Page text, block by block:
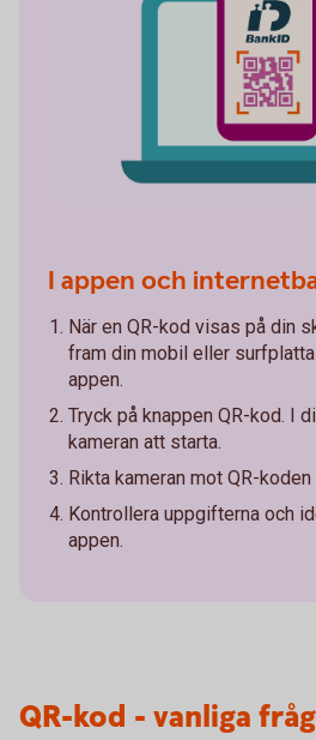
I appen och
När en QR-kod visas på din
fram din mobil eller
appen.
Tryck på knappen QR-kod. I
kameran att starta.
Rikta kameran mot QR-
Kontrollera uppgifterna och
appen.
QR-kod - vanliga